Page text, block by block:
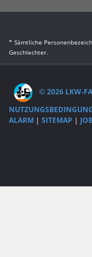
* Sämtliche
Geschlechter.
© 2026 LKW-
ALARM | SITEMAP |